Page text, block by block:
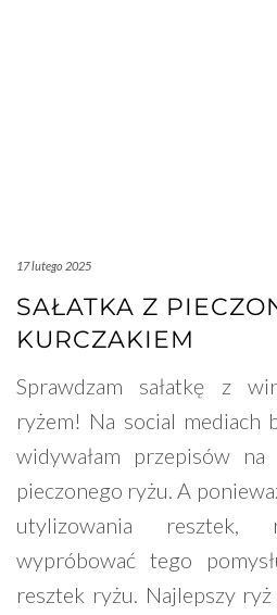
17 lutego 2025
SAŁATKA Z
KURCZAKIEM
Sprawdzam sałatkę z
ryżem! Na social mediach
widywałam przepisów
pieczonego ryżu. A
utylizowania
wypróbować tego
resztek ryżu. Najlepszy